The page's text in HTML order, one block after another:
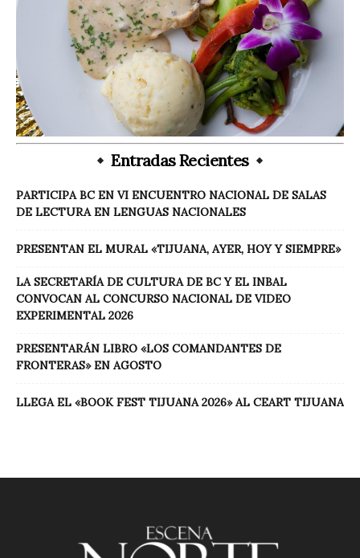
Entradas Recientes
PARTICIPA BC EN VI ENCUENTRO NACIONAL DE SALAS
DE LECTURA EN LENGUAS NACIONALES
PRESENTAN EL MURAL «TIJUANA, AYER, HOY Y SIEMPRE»
LA SECRETARÍA DE CULTURA DE BC Y EL INBAL
CONVOCAN AL CONCURSO NACIONAL DE VIDEO
EXPERIMENTAL 2026
PRESENTARÁN LIBRO «LOS COMANDANTES DE
FRONTERAS» EN AGOSTO
LLEGA EL «BOOK FEST TIJUANA 2026» AL CEART TIJUANA